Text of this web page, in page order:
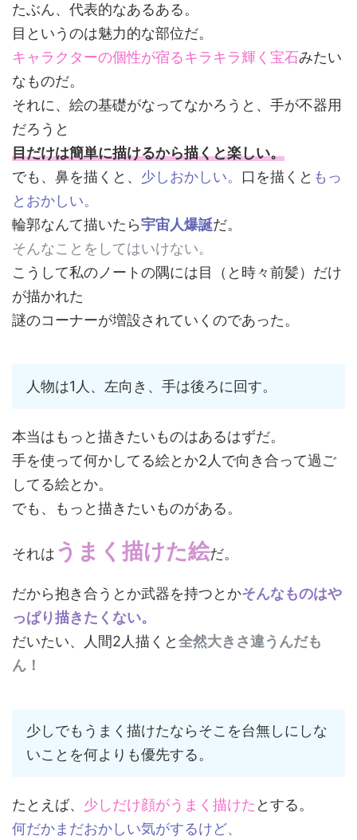
たぶん、代表的なあるある。
目というのは魅力的な部位だ。
キャラクターの個性が宿るキラキラ輝く宝石みたい
なものだ。
それに、絵の基礎がなってなかろうと、手が不器用
だろうと
目だけは簡単に描けるから描くと楽しい。
でも、鼻を描くと、 少しおかしい。 口を描くと もっ
とおかしい。
輪郭なんて描いたら宇宙人爆誕だ。
そんなことをしてはいけない。
こうして私のノートの隅には目（と時々前髪）だけ
が描かれた
謎のコーナーが増設されていくのであった。
人物は1人、左向き、手は後ろに回す。
本当はもっと描きたいものはあるはずだ。
手を使って何かしてる絵とか2人で向き合って過ご
してる絵とか。
でも、もっと描きたいものがある。
それは うまく描けた絵だ。
だから抱き合うとか武器を持つとかそんなものはや
っぱり描きたくない。
だいたい、人間2人描くと全然大きさ違うんだも
ん！
少しでもうまく描けたならそこを台無しにしな
いことを何よりも優先する。
たとえば、 少しだけ顔がうまく描けた とする。
何だかまだおかしい気がするけど、